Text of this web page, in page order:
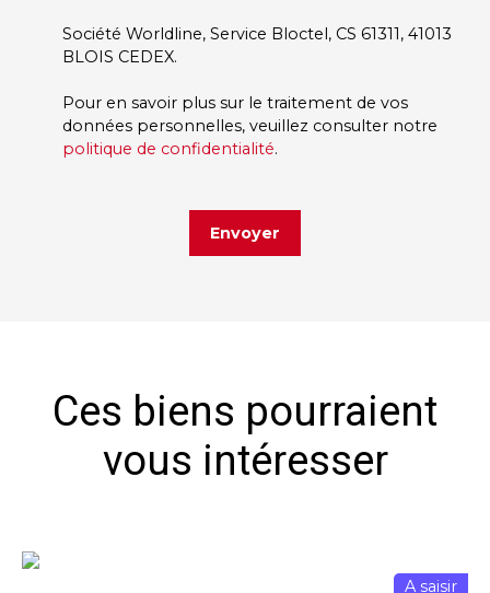
Société Worldline, Service Bloctel, CS 61311, 41013
BLOIS CEDEX.
Pour en savoir plus sur le traitement de vos
données personnelles, veuillez consulter notre
politique de confidentialité.
Envoyer
Ces biens pourraient
vous intéresser
A saisir